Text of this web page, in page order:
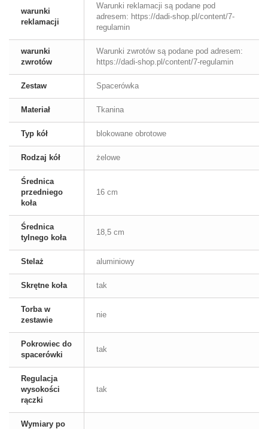
warunki
reklamacji
Warunki reklamacji są podane pod
adresem: https://dadi-shop.pl/content/7-
regulamin
warunki
zwrotów
Warunki zwrotów są podane pod adresem:
https://dadi-shop.pl/content/7-regulamin
Zestaw Spacerówka
Materiał Tkanina
Typ kół blokowane obrotowe
Rodzaj kół żelowe
Średnica
przedniego
koła
16 cm
Średnica
tylnego koła
18,5 cm
Stelaż aluminiowy
Skrętne koła tak
Torba w
zestawie
nie
Pokrowiec do
spacerówki
tak
Regulacja
wysokości
rączki
tak
Wymiary po